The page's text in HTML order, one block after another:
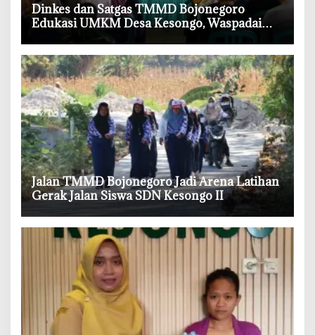
‎Dinkes dan Satgas TMMD Bojonegoro
Edukasi UMKM Desa Kesongo, Waspadai
Boraks dan Formalin
‎Jalan TMMD Bojonegoro Jadi Arena Latihan
Gerak Jalan Siswa SDN Kesongo II